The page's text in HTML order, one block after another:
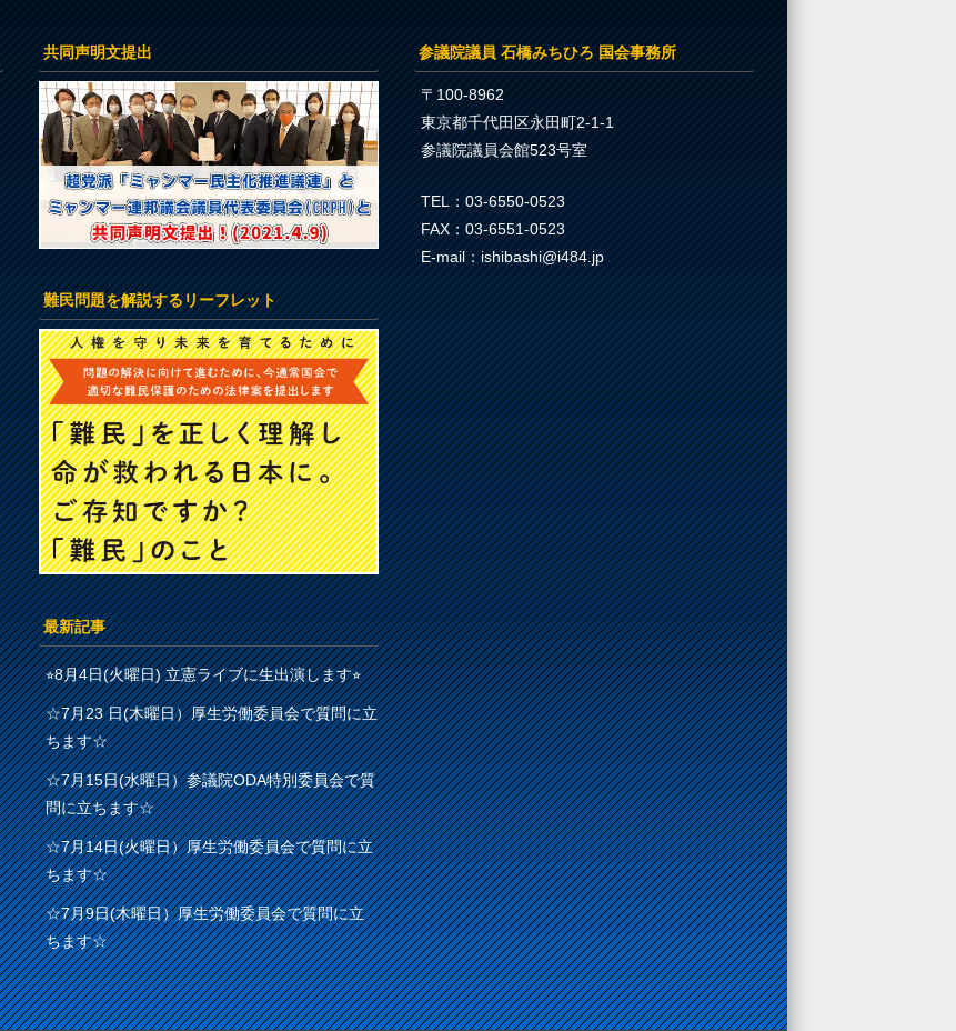
共同声明文提出
難民問題を解説するリーフレット
最新記事
⭐︎8月4日(火曜日) 立憲ライブに生出演します⭐︎
☆7月23 日(木曜日）厚生労働委員会で質問に立
ちます☆
☆7月15日(水曜日）参議院ODA特別委員会で質
問に立ちます☆
☆7月14日(火曜日）厚生労働委員会で質問に立
ちます☆
☆7月9日(木曜日）厚生労働委員会で質問に立
ちます☆
参議院議員 石橋みちひろ 国会事務所
〒100-8962
東京都千代田区永田町2-1-1
参議院議員会館523号室
TEL：03-6550-0523
FAX：03-6551-0523
E-mail：ishibashi@i484.jp